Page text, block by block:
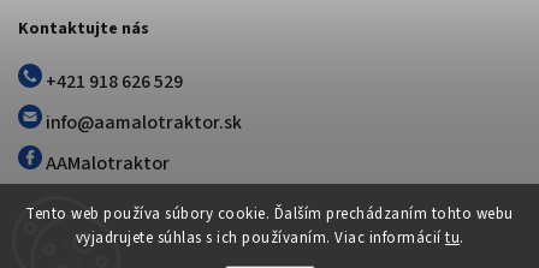
Tento web používa súbory cookie. Ďalším prechádzaním tohto webu
vyjadrujete súhlas s ich používaním. Viac informácií tu.
Kontaktujte nás
+421 918 626 529
info@aamalotraktor.sk
AAMalotraktor